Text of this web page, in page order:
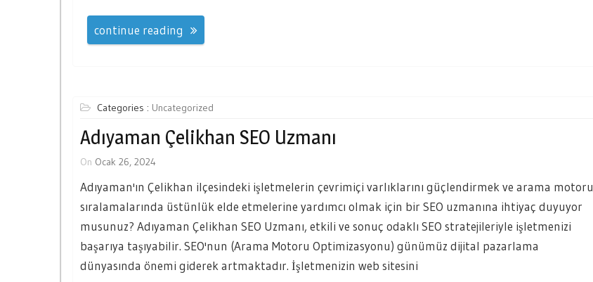
continue reading
Categories : Uncategorized
Adıyaman Çelikhan SEO Uzmanı
On Ocak 26, 2024
Adıyaman'ın Çelikhan ilçesindeki işletmelerin çevrimiçi varlıklarını güçlendirmek ve arama motoru
sıralamalarında üstünlük elde etmelerine yardımcı olmak için bir SEO uzmanına ihtiyaç duyuyor
musunuz? Adıyaman Çelikhan SEO Uzmanı, etkili ve sonuç odaklı SEO stratejileriyle işletmenizi
başarıya taşıyabilir. SEO'nun (Arama Motoru Optimizasyonu) günümüz dijital pazarlama
dünyasında önemi giderek artmaktadır. İşletmenizin web sitesini